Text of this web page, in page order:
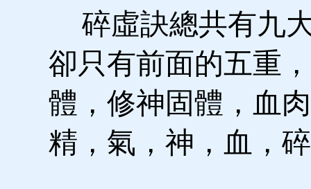
碎虛訣總共有九
卻只有前面的五重
體，修神固體，血
精，氣，神，血，